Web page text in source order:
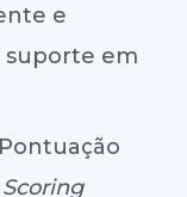
e
suporte em
Pontuação